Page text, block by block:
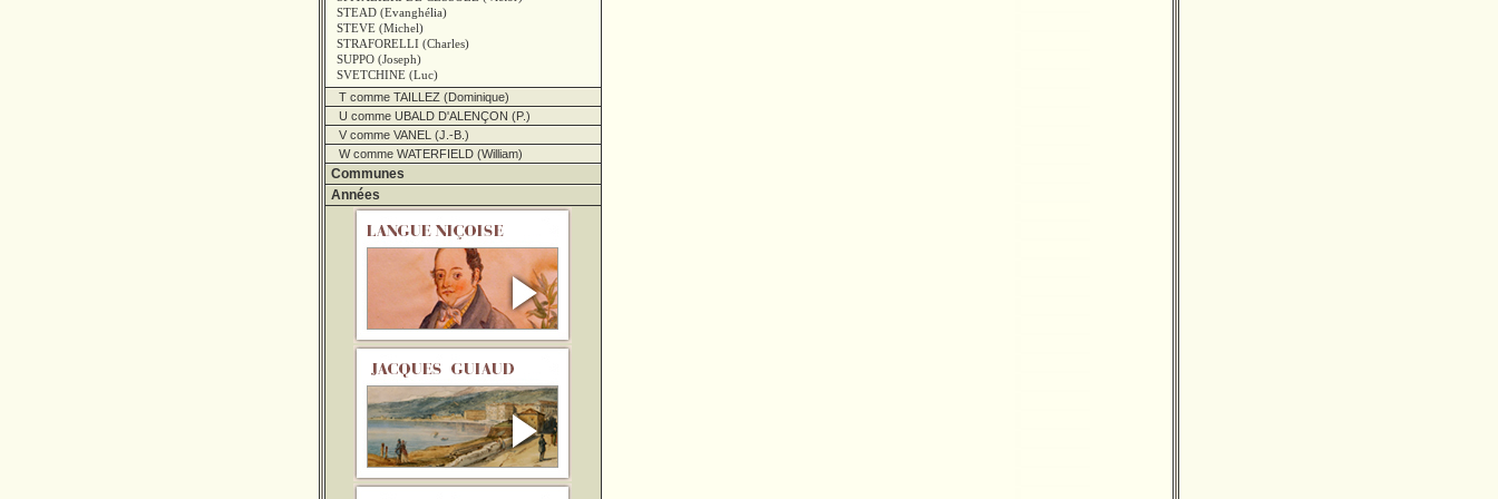
STEAD (Evanghélia)
STEVE (Michel)
STRAFORELLI (Charles)
SUPPO (Joseph)
SVETCHINE (Luc)
T comme TAILLEZ (Dominique)
U comme UBALD D'ALENÇON (P.)
V comme VANEL (J.-B.)
W comme WATERFIELD (William)
Communes
Années